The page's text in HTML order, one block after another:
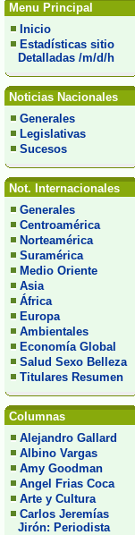
Menu Principal
Inicio
Estadísticas sitio
Detalladas /m/d/h
Noticias Nacionales
Generales
Legislativas
Sucesos
Not. Internacionales
Generales
Centroamérica
Norteamérica
Suramérica
Medio Oriente
Asia
África
Europa
Ambientales
Economía Global
Salud Sexo Belleza
Titulares Resumen
Columnas
Alejandro Gallard
Albino Vargas
Amy Goodman
Angel Frias Coca
Arte y Cultura
Carlos Jeremías
Jirón: Periodista